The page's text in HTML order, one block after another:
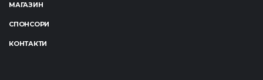
МАГАЗИН
СПОНСОРИ
КОНТАКТИ